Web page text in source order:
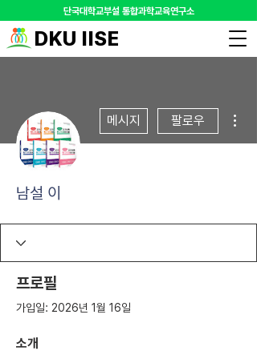
​단국대학교부설 통합과학교육연구소
DKU IISE
메시지 팔로우
남설 이
프로필
가입일: 2026년 1월 16일
소개